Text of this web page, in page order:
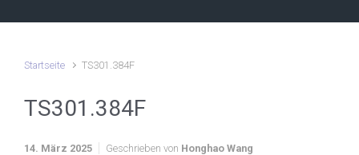
Startseite TS301.384F
TS301.384F
14. März 2025 Geschrieben von Honghao Wang